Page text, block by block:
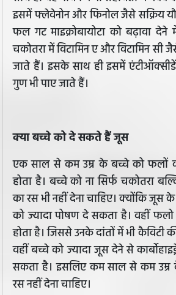
इसमें फ्लेवेनोन और फिनोल जैसे सक्रिय
फल गट माइक्रोबायोटा को बढ़ावा
चकोतरा में विटामिन ए और विटामिन
जाते हैं। इसके साथ ही इसमें
गुण भी पाए जाते हैं।
क्या बच्चे को दे सकते हैं जूस
एक साल से कम उम्र के बच्चे को फलों
होता है। बच्चे को ना सिर्फ चकोतरा
का रस भी नहीं देना चाहिए। क्योंकि
को ज्यादा पोषण दे सकता है। वहीं
होता है। जिससे उनके दांतों में भी कैविटी
वहीं बच्चे को ज्यादा जूस देने से
सकता है। इसलिए कम साल से कम
रस नहीं देना चाहिए।